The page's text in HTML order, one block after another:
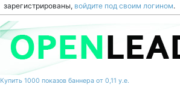
зарегистрированы, войдите под своим логином.
Купить 1000 показов баннера от 0,11 у.е.